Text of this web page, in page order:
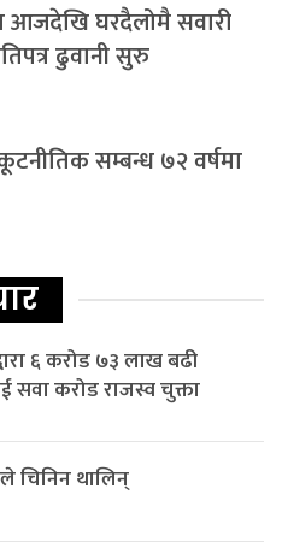
आजदेखि घरदैलोमै सवारी
ढुवानी सुरु
सम्बन्ध ७२ वर्षमा
६ करोड ७३ लाख बढी
सवा करोड राजस्व चुक्ता
चिनिन थालिन्